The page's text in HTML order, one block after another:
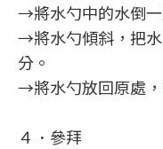
→將水勺中的水倒一
→將水勺傾斜，把
分。
→將水勺放回原處，
４．參拜